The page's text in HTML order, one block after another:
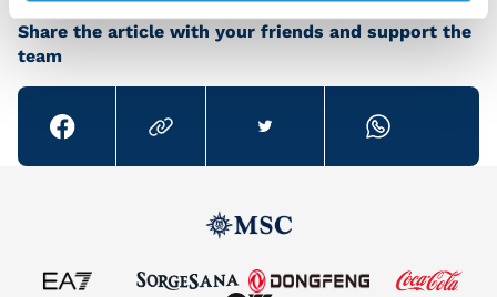
Share the article with your friends and support the
team